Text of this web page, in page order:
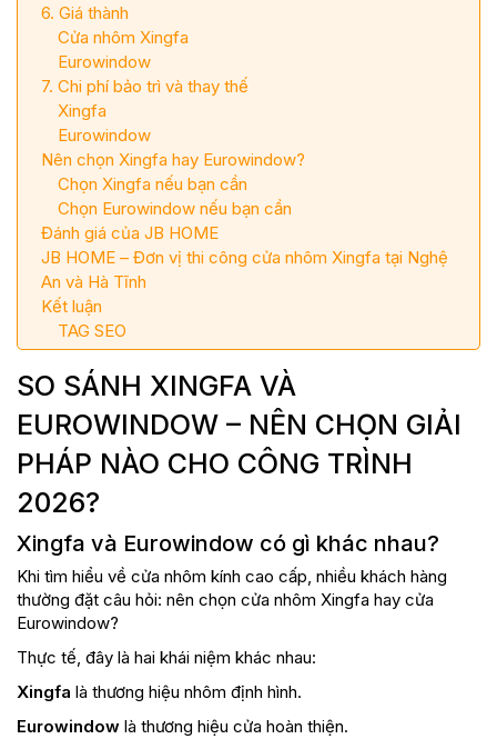
6. Giá thành
Cửa nhôm Xingfa
Eurowindow
7. Chi phí bảo trì và thay thế
Xingfa
Eurowindow
Nên chọn Xingfa hay Eurowindow?
Chọn Xingfa nếu bạn cần
Chọn Eurowindow nếu bạn cần
Đánh giá của JB HOME
JB HOME – Đơn vị thi công cửa nhôm Xingfa tại Nghệ
An và Hà Tĩnh
Kết luận
TAG SEO
SO SÁNH XINGFA VÀ
EUROWINDOW – NÊN CHỌN GIẢI
PHÁP NÀO CHO CÔNG TRÌNH
2026?
Xingfa và Eurowindow có gì khác nhau?
Khi tìm hiểu về cửa nhôm kính cao cấp, nhiều khách hàng
thường đặt câu hỏi: nên chọn cửa nhôm Xingfa hay cửa
Eurowindow?
Thực tế, đây là hai khái niệm khác nhau:
Xingfa là thương hiệu nhôm định hình.
Eurowindow là thương hiệu cửa hoàn thiện.